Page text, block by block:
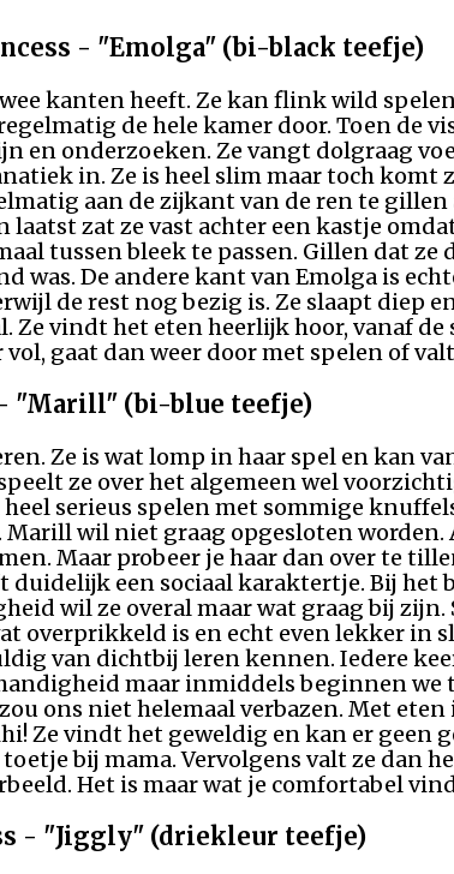
- "Emolga" (bi-black teefje)
kanten heeft. Ze kan flink wild
de hele kamer door. Toen de
en onderzoeken. Ze vangt dolgraag
in. Ze is heel slim maar toch komt
aan de zijkant van de ren te
laatst zat ze vast achter een kastje
tussen bleek te passen. Gillen dat ze
was. De andere kant van Emolga is
de rest nog bezig is. Ze slaapt diep
Ze vindt het eten heerlijk hoor, vanaf
gaat dan weer door met spelen of
"Marill" (bi-blue teefje)
Ze is wat lomp in haar spel en kan
ze over het algemeen wel
serieus spelen met sommige
wil niet graag opgesloten
Maar probeer je haar dan over te
duidelijk een sociaal karaktertje. Bij
wil ze overal maar wat graag bij
overprikkeld is en echt even lekker in
van dichtbij leren kennen. Iedere
maar inmiddels beginnen we
ons niet helemaal verbazen. Met
Ze vindt het geweldig en kan er geen
bij mama. Vervolgens valt ze dan
Het is maar wat je comfortabel
- "Jiggly" (driekleur teefje)